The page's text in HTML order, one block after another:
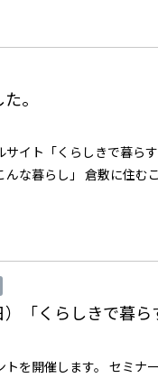
。
イト「くらしきで暮ら
な暮らし」 倉敷に住む
「くらしきで暮
を開催します。 セミナ